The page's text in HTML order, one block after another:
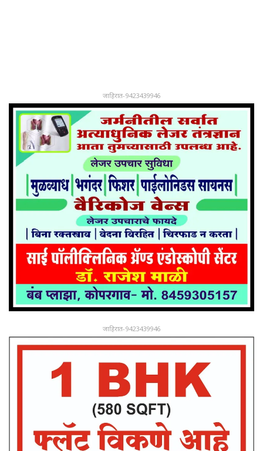
जाहिरात-9423439946
जाहिरात-9423439946